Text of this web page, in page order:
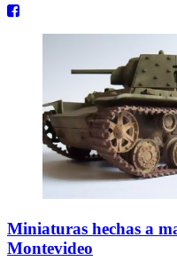
Miniaturas hechas a
Montevideo